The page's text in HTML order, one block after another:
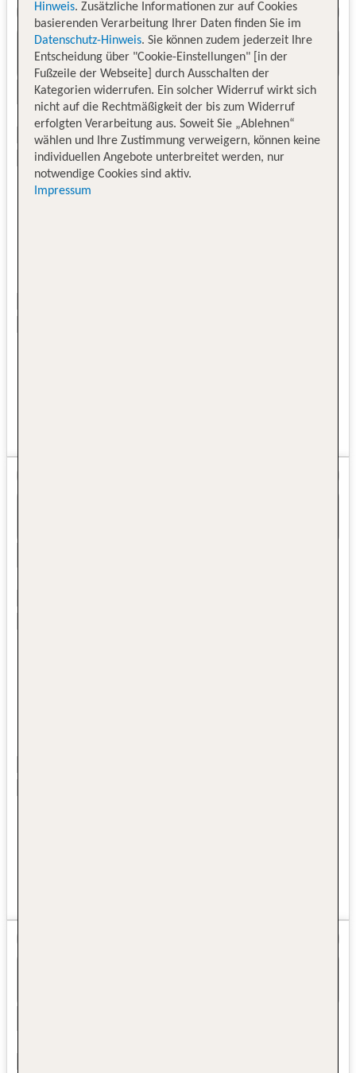
Hinweis. Zusätzliche Informationen zur auf Cookies
basierenden Verarbeitung Ihrer Daten finden Sie im
Datenschutz-Hinweis. Sie können zudem jederzeit Ihre
Entscheidung über "Cookie-Einstellungen" [in der
Fußzeile der Webseite] durch Ausschalten der
Kategorien widerrufen. Ein solcher Widerruf wirkt sich
nicht auf die Rechtmäßigkeit der bis zum Widerruf
erfolgten Verarbeitung aus. Soweit Sie „Ablehnen“
wählen und Ihre Zustimmung verweigern, können keine
individuellen Angebote unterbreitet werden, nur
notwendige Cookies sind aktiv.
Impressum